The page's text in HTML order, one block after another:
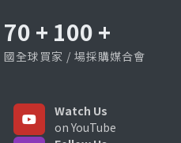
70 + 100 +
國全球買家 / 場採購媒合會
Watch Us
on YouTube